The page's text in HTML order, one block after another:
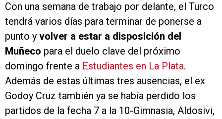
Con una semana de trabajo por delante, el Turco
tendrá varios días para terminar de ponerse a
punto y volver a estar a disposición del
Muñeco para el duelo clave del próximo
domingo frente a Estudiantes en La Plata.
Además de estas últimas tres ausencias, el ex
Godoy Cruz también ya se había perdido los
partidos de la fecha 7 a la 10-Gimnasia, Aldosivi,